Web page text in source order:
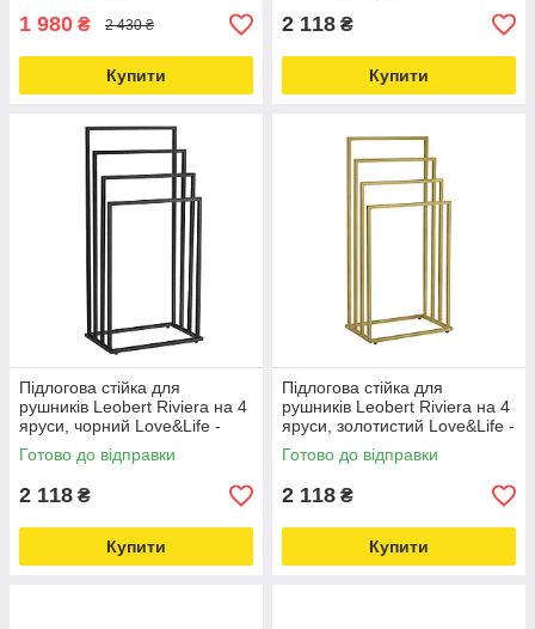
1 980 ₴ 2 430 ₴
Купити
2 118 ₴
Купити
Підлогова стійка для
рушників Leobert Riviera на 4
яруси, чорний Love&Life -
online-multimarket-
Готово до відправки
2 118 ₴
Купити
Підлогова стійка для
рушників Leobert Riviera на 4
яруси, золотистий Love&Life -
online-multimarket-
Готово до відправки
2 118 ₴
Купити